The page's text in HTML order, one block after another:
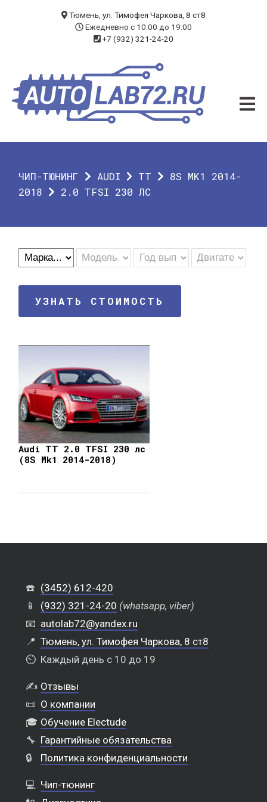
ЧИП-ТЮНИНГ
ДИАГНОСТИКА
О КОМПАНИИ
ГАРАНТИЯ
Тюмень, ул. Тимофея Чаркова, 8 ст8
Ежедневно с 10:00 до 19:00
+7 (932) 321-24-20
ЧИП-ТЮНИНГ AUDI TT
8S MK1 2014-
2018
2.0 TFSI 230 ЛС
УЗНАТЬ СТОИМОСТЬ
Audi TT 2.0 TFSI 230 лс
(8S Mk1 2014-2018)
☎️ (3452) 612-420
📱
(932) 321-24-20 (whatsapp, viber)
📧 autolab72@yandex.ru
📍 Тюмень, ул. Тимофея Чаркова, 8 ст8
⏲️ Каждый день с 10 до 19
✍️ Отзывы
📜 О компании
🎓 Обучение Electude
🔧 Гарантийные обязательства
🔒
Политика конфиденциальности
💻 Чип-тюнинг